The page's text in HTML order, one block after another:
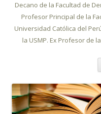
Decano de la Facultad de
Profesor Principal de la
Universidad Católica del
la USMP. Ex Profesor de